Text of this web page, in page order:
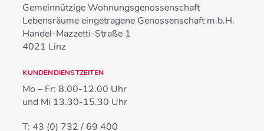
Gemeinnützige Wohnungsgenossenschaft
Lebensräume eingetragene Genossenschaft m.b.H.
Handel-Mazzetti-Straße 1
4021 Linz
KUNDENDIENSTZEITEN
Mo – Fr: 8.00-12.00 Uhr
und Mi 13.30-15.30 Uhr
T:43 (0) 732 / 69 400